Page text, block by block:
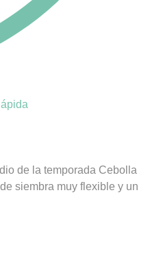
de la temporada Cebolla
siembra muy flexible y un